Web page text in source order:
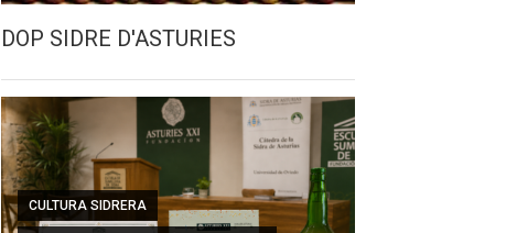
DOP SIDRE D'ASTURIES
CULTURA SIDRERA